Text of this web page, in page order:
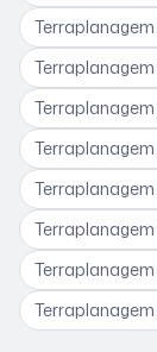
Terraplanagem
Terraplanagem
Terraplanagem
Terraplanagem
Terraplanagem
Terraplanagem
Terraplanagem
Terraplanagem